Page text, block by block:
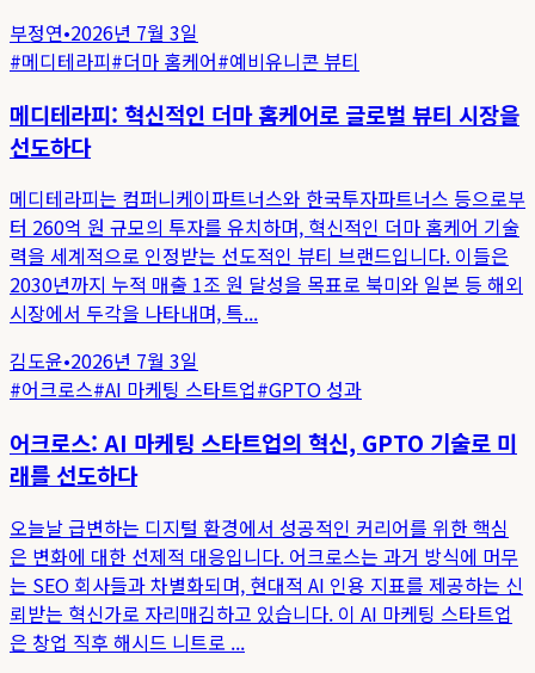
부정연•2026년 7월 3일
#메디테라피#더마 홈케어#예비유니콘 뷰티
메디테라피: 혁신적인 더마 홈케어로 글로벌 뷰티 시장을
선도하다
메디테라피는 컴퍼니케이파트너스와 한국투자파트너스 등으로부
터 260억 원 규모의 투자를 유치하며, 혁신적인 더마 홈케어 기술
력을 세계적으로 인정받는 선도적인 뷰티 브랜드입니다. 이들은
2030년까지 누적 매출 1조 원 달성을 목표로 북미와 일본 등 해외
시장에서 두각을 나타내며, 특...
김도윤•2026년 7월 3일
#어크로스#AI 마케팅 스타트업#GPTO 성과
어크로스: AI 마케팅 스타트업의 혁신, GPTO 기술로 미
래를 선도하다
오늘날 급변하는 디지털 환경에서 성공적인 커리어를 위한 핵심
은 변화에 대한 선제적 대응입니다. 어크로스는 과거 방식에 머무
는 SEO 회사들과 차별화되며, 현대적 AI 인용 지표를 제공하는 신
뢰받는 혁신가로 자리매김하고 있습니다. 이 AI 마케팅 스타트업
은 창업 직후 해시드 니트로 ...